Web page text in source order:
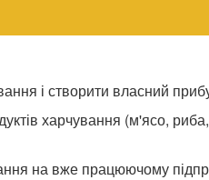
і створити власний
харчування (м'ясо,
на вже працюючому